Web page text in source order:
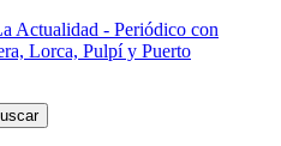
Actualidad - Periódico con
Lorca, Pulpí y Puerto